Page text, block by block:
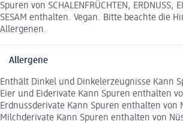
Spuren von SCHALENFRÜCHTEN, ERDNUSS,
SESAM enthalten. Vegan. Bitte beachte die
Allergenen.
Allergene
Enthält Dinkel und Dinkelerzeugnisse Kann
Eier und Eiderivate Kann Spuren enthalten
Erdnussderivate Kann Spuren enthalten von
Milchderivate Kann Spuren enthalten von